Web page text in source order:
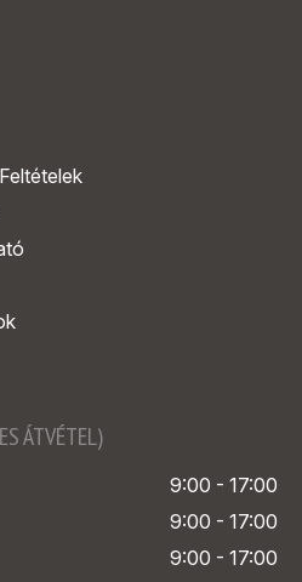
ÁTVÉTEL)
9:00 - 17:00
9:00 - 17:00
9:00 - 17:00